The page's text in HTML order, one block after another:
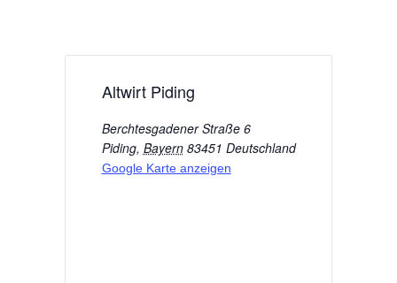
Altwirt Piding
Berchtesgadener Straße 6
Piding, Bayern 83451 Deutschland
Google Karte anzeigen